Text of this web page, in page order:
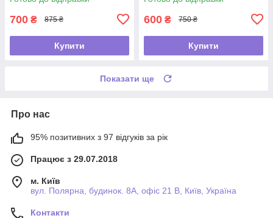
700 ₴ 875 ₴
Купити
600 ₴ 750 ₴
Купити
Показати ще
Про нас
95% позитивних з 97 відгуків за рік
Працює з 29.07.2018
м. Київ
вул. Полярна, будинок. 8А, офіс 21 В, Київ, Україна
Контакти